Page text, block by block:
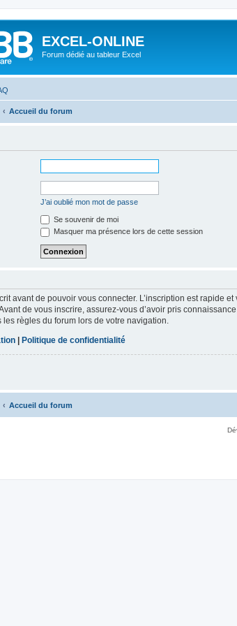
EXCEL-ONLINE
Forum dédié au tableur Excel
Accueil du forum
J’ai oublié mon mot de passe
Se souvenir de moi
Masquer ma présence lors de cette session
avant de pouvoir vous connecter. L’inscription est rapide
de vous inscrire, assurez-vous d’avoir pris
les règles du forum lors de votre navigation.
Politique de confidentialité
Accueil du forum